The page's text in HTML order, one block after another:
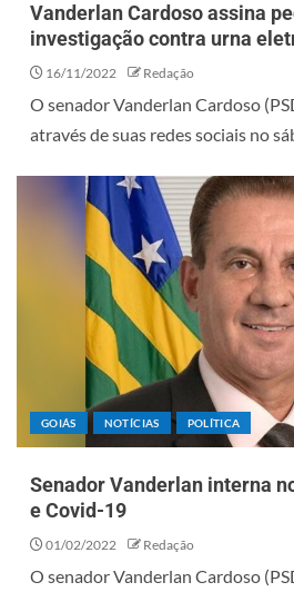
Vanderlan Cardoso assina
investigação contra urna
16/11/2022 Redação
O senador Vanderlan Cardoso
através de suas redes sociais no
GOIÁS NOTÍCIAS POLÍTICA
Senador Vanderlan interna
e Covid-19
01/02/2022 Redação
O senador Vanderlan Cardoso